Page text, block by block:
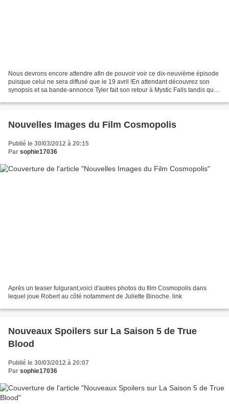
Nous devrons encore attendre afin de pouvoir voir ce dix-neuvième épisode
puisque celui ne sera diffusé que le 19 avril !En attendant découvrez son
synopsis et sa bande-annonce Tyler fait son retour à Mystic Falls tandis que
Nouvelles Images du Film Cosmopolis
Publié le 30/03/2012 à 20:15
Par sophie17036
Après un teaser fulgurant,voici d'autres photos du film Cosmopolis dans
lequel joue Robert au côté notamment de Juliette Binoche. link
Nouveaux Spoilers sur La Saison 5 de True
Blood
Publié le 30/03/2012 à 20:07
Par sophie17036